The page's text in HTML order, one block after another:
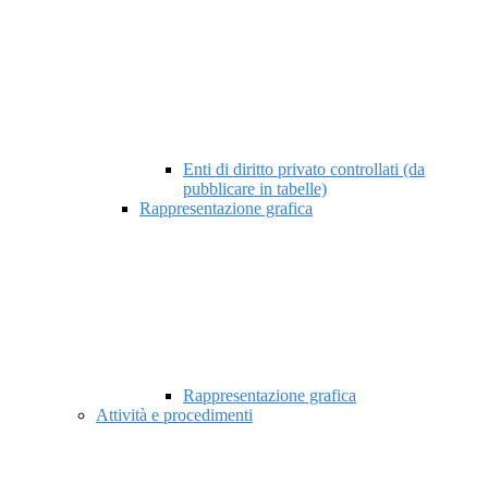
Enti di diritto privato controllati (da
pubblicare in tabelle)
Rappresentazione grafica
Rappresentazione grafica
Attività e procedimenti